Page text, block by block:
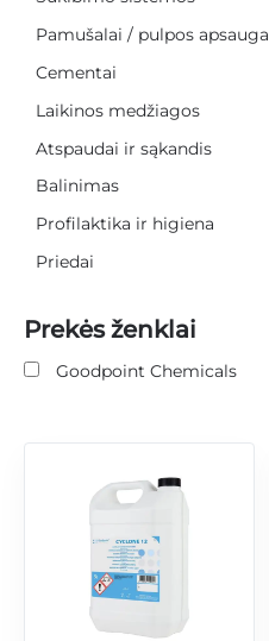
Pamušalai / pulpos apsauga
Cementai
Laikinos medžiagos
Atspaudai ir sąkandis
Balinimas
Profilaktika ir higiena
Priedai
Prekės ženklai
Goodpoint Chemicals